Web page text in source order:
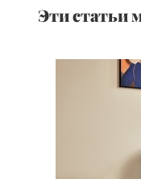
Эти статьи